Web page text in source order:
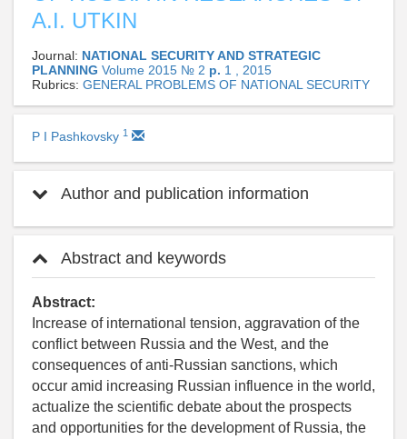
A.I. UTKIN
Journal: NATIONAL SECURITY AND STRATEGIC
PLANNING Volume 2015 № 2 p. 1 , 2015
Rubrics: GENERAL PROBLEMS OF NATIONAL SECURITY
P I Pashkovsky 1
Author and publication information
Abstract and keywords
Abstract:
Increase of international tension, aggravation of the
conflict between Russia and the West, and the
consequences of anti-Russian sanctions, which
occur amid increasing Russian influence in the world,
actualize the scientific debate about the prospects
and opportunities for the development of Russia, the